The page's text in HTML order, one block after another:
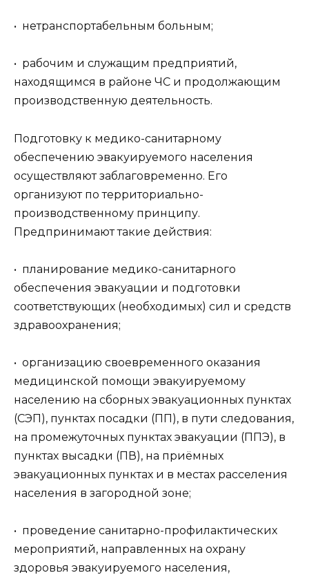
• нетранспортабельным больным;
• рабочим и служащим предприятий,
находящимся в районе ЧС и продолжающим
производственную деятельность.
Подготовку к медико-санитарному
обеспечению эвакуируемого населения
осуществляют заблаговременно. Его
организуют по территориально-
производственному принципу.
Предпринимают такие действия:
• планирование медико-санитарного
обеспечения эвакуации и подготовки
соответствующих (необходимых) сил и средств
здравоохранения;
• организацию своевременного оказания
медицинской помощи эвакуируемому
населению на сборных эвакуационных пунктах
(СЭП), пунктах посадки (ПП), в пути следования,
на промежуточных пунктах эвакуации (ППЭ), в
пунктах высадки (ПВ), на приёмных
эвакуационных пунктах и в местах расселения
населения в загородной зоне;
• проведение санитарно-профилактических
мероприятий, направленных на охрану
здоровья эвакуируемого населения,